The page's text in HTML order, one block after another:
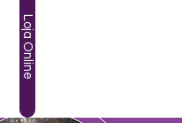
Loja Online